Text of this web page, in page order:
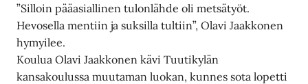
”Silloin pääasiallinen tulonlähde oli metsätyöt.
Hevosella mentiin ja suksilla tultiin”, Olavi Jaakkonen
hymyilee.
Koulua Olavi Jaakkonen kävi Tuutikylän
kansakoulussa muutaman luokan, kunnes sota lopetti